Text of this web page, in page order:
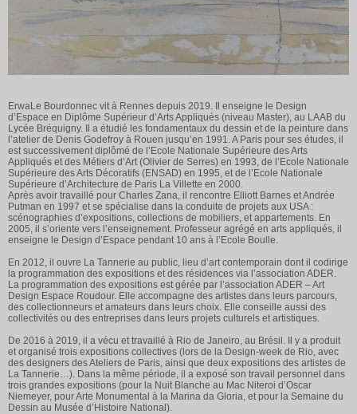
ErwaLe Bourdonnec vit à Rennes depuis 2019. Il enseigne le Design
d’Espace en Diplôme Supérieur d’Arts Appliqués (niveau Master), au LAAB du
Lycée Bréquigny. Il a étudié les fondamentaux du dessin et de la peinture dans
l’atelier de Denis Godefroy à Rouen jusqu’en 1991. A Paris pour ses études, il
est successivement diplômé de l’Ecole Nationale Supérieure des Arts
Appliqués et des Métiers d’Art (Olivier de Serres) en 1993, de l’Ecole Nationale
Supérieure des Arts Décoratifs (ENSAD) en 1995, et de l’Ecole Nationale
Supérieure d’Architecture de Paris La Villette en 2000.
Après avoir travaillé pour Charles Zana, il rencontre Elliott Barnes et Andrée
Putman en 1997 et se spécialise dans la conduite de projets aux USA :
scénographies d’expositions, collections de mobiliers, et appartements. En
2005, il s’oriente vers l’enseignement. Professeur agrégé en arts appliqués, il
enseigne le Design d’Espace pendant 10 ans à l’Ecole Boulle.
En 2012, il ouvre La Tannerie au public, lieu d’art contemporain dont il codirige
la programmation des expositions et des résidences via l’association ADER.
La programmation des expositions est gérée par l’association ADER – Art
Design Espace Roudour. Elle accompagne des artistes dans leurs parcours,
des collectionneurs et amateurs dans leurs choix. Elle conseille aussi des
collectivités ou des entreprises dans leurs projets culturels et artistiques.
De 2016 à 2019, il a vécu et travaillé à Rio de Janeiro, au Brésil. Il y a produit
et organisé trois expositions collectives (lors de la Design-week de Rio, avec
des designers des Ateliers de Paris, ainsi que deux expositions des artistes de
La Tannerie…). Dans la même période, il a exposé son travail personnel dans
trois grandes expositions (pour la Nuit Blanche au Mac Niteroi d’Oscar
Niemeyer, pour Arte Monumental à la Marina da Gloria, et pour la Semaine du
Dessin au Musée d’Histoire National).